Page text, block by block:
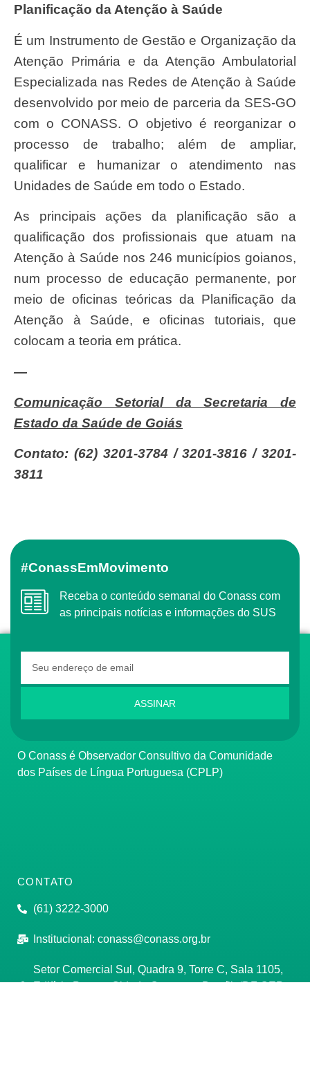
Planificação da Atenção à Saúde
É um Instrumento de Gestão e Organização da
Atenção Primária e da Atenção Ambulatorial
Especializada nas Redes de Atenção à Saúde
desenvolvido por meio de parceria da SES-GO
com o CONASS. O objetivo é reorganizar o
processo de trabalho; além de ampliar,
qualificar e humanizar o atendimento nas
Unidades de Saúde em todo o Estado.
As principais ações da planificação são a
qualificação dos profissionais que atuam na
Atenção à Saúde nos 246 municípios goianos,
num processo de educação permanente, por
meio de oficinas teóricas da Planificação da
Atenção à Saúde, e oficinas tutoriais, que
colocam a teoria em prática.
—
Comunicação Setorial da Secretaria de
Estado da Saúde de Goiás
Contato: (62) 3201-3784 / 3201-3816 / 3201-
3811
#ConassEmMovimento
Receba o conteúdo semanal do Conass com
as principais notícias e informações do SUS
ASSINAR
O Conass é Observador Consultivo da Comunidade
dos Países de Língua Portuguesa (CPLP)
CONTATO
(61) 3222-3000
Institucional: conass@conass.org.br
Setor Comercial Sul, Quadra 9, Torre C, Sala 1105,